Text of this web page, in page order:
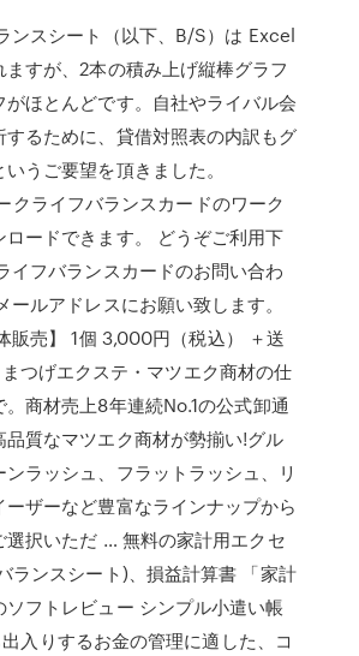
ンスシート（以下、B/S）は Excel
すが、2本の積み上げ縦棒グラフ
がほとんどです。自社やライバル会
るために、貸借対照表の内訳もグ
うご要望を頂きました。
クライフバランスカードのワーク
ロードできます。 どうぞご利用下
イフバランスカードのお問い合わ
ールアドレスにお願い致します。
販売】 1個 3,000円（税込） ＋送
つげエクステ・マツエク商材の仕
。商材売上8年連続No.1の公式卸通
品質なマツエク商材が勢揃い!グル
ラッシュ、フラットラッシュ、リ
ザーなど豊富なラインナップから
選択いただ … 無料の家計用エクセ
ランスシート)、損益計算書 「家計
フトレビュー シンプル小遣い帳
入りするお金の管理に適した、コ